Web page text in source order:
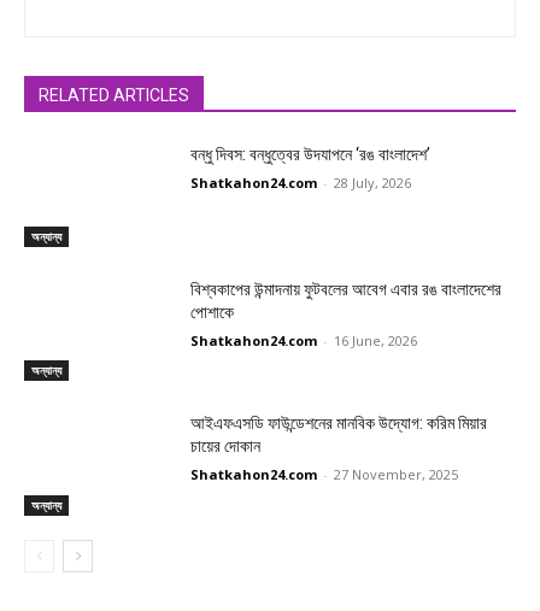
RELATED ARTICLES
অন্যান্য
বন্ধু দিবস: বন্ধুত্বের উদযাপনে ‘রঙ বাংলাদেশ’
Shatkahon24.com - 28 July, 2026
অন্যান্য
বিশ্বকাপের উন্মাদনায় ফুটবলের আবেগ এবার রঙ বাংলাদেশের
পোশাকে
Shatkahon24.com - 16 June, 2026
অন্যান্য
আইএফএসডি ফাউন্ডেশনের মানবিক উদ্যোগ: করিম মিয়ার
চায়ের দোকান
Shatkahon24.com - 27 November, 2025